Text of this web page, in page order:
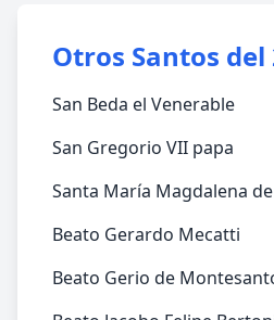
Otros Santos del
San Beda el Venerable
San Gregorio VII papa
Santa María Magdalena
Beato Gerardo Mecatti
Beato Gerio de